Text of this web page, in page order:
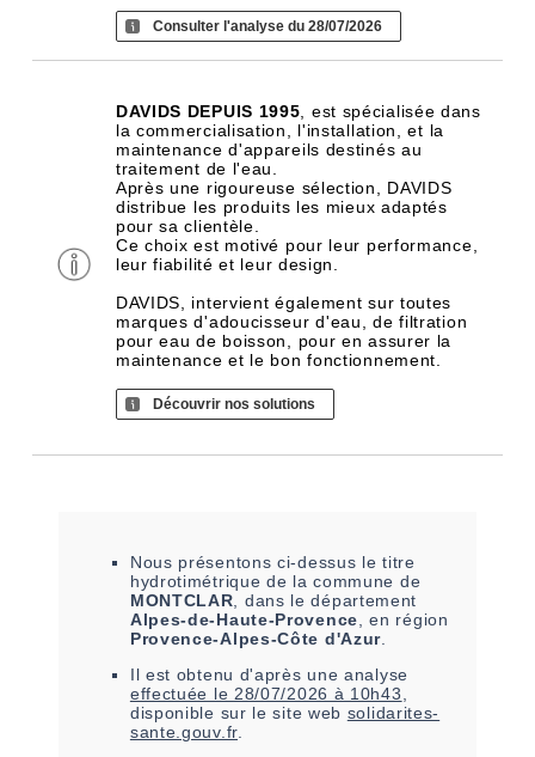
Consulter l'analyse du 28/07/2026
DAVIDS DEPUIS 1995 , est spécialisée dans
la commercialisation, l'installation, et la
maintenance d'appareils destinés au
traitement de l'eau.
Après une rigoureuse sélection, DAVIDS
distribue les produits les mieux adaptés
pour sa clientèle.
Ce choix est motivé pour leur performance,
leur fiabilité et leur design.
DAVIDS, intervient également sur toutes
marques d'adoucisseur d'eau, de filtration
pour eau de boisson, pour en assurer la
maintenance et le bon fonctionnement.
Découvrir nos solutions
Nous présentons ci-dessus le titre
hydrotimétrique de la commune de
MONTCLAR , dans le département
Alpes-de-Haute-Provence , en région
Provence-Alpes-Côte d'Azur
Il est obtenu d'après une analyse
effectuée le 28/07/2026 à 10h43
disponible sur le site web solidarites-
sante.gouv.fr.